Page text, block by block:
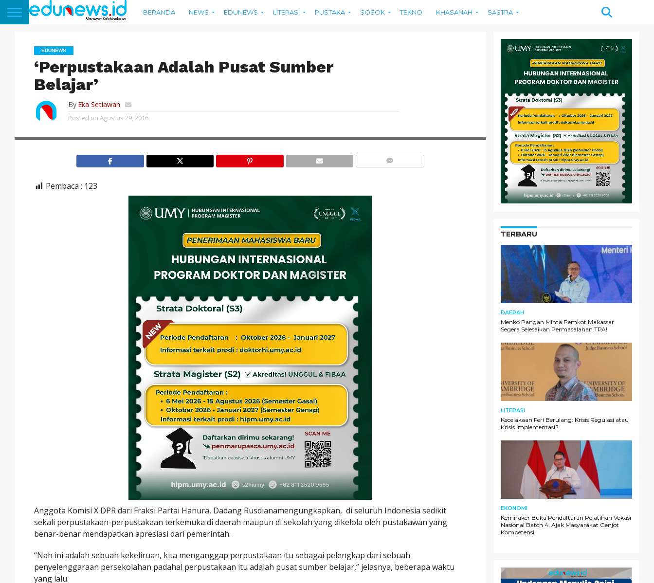
BERANDA NEWS EDUNEWS LITERASI PUSTAKA SOSOK TEKNO KHASANAH SASTRA
EDUNEWS
‘Perpustakaan Adalah Pusat Sumber
Belajar’
By Eka Setiawan
Posted on Agustus 29, 2016
Pembaca : 123
Anggota Komisi X DPR dari Fraksi Partai Hanura, Dadang Rusdianamengungkapkan, di seluruh Indonesia sedikit
sekali perpustakaan-perpustakaan terkemuka di daerah maupun di sekolah yang dikelola oleh pustakawan yang
benar-benar mendapatkan apresiasi dari pemerintah.
“Nah ini adalah sebuah kekeliruan, kita menganggap perpustakaan itu sebagai pelengkap dari sebuah
penyelenggaraan persekolahan padahal perpustakaan itu adalah pusat sumber belajar,” jelasnya, beberapa waktu
yang lalu.
TERBARU
DAERAH
Menko Pangan Minta Pemkot Makassar
Segera Selesaikan Permasalahan TPA!
LITERASI
Kecelakaan Feri Berulang: Krisis Regulasi atau
Krisis Implementasi?
EKONOMI
Kemnaker Buka Pendaftaran Pelatihan Vokasi
Nasional Batch 4, Ajak Masyarakat Genjot
Kompetensi